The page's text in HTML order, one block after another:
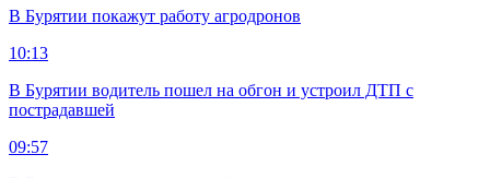
В Бурятии покажут работу агродронов
10:13
В Бурятии водитель пошел на обгон и устроил ДТП с
пострадавшей
09:57